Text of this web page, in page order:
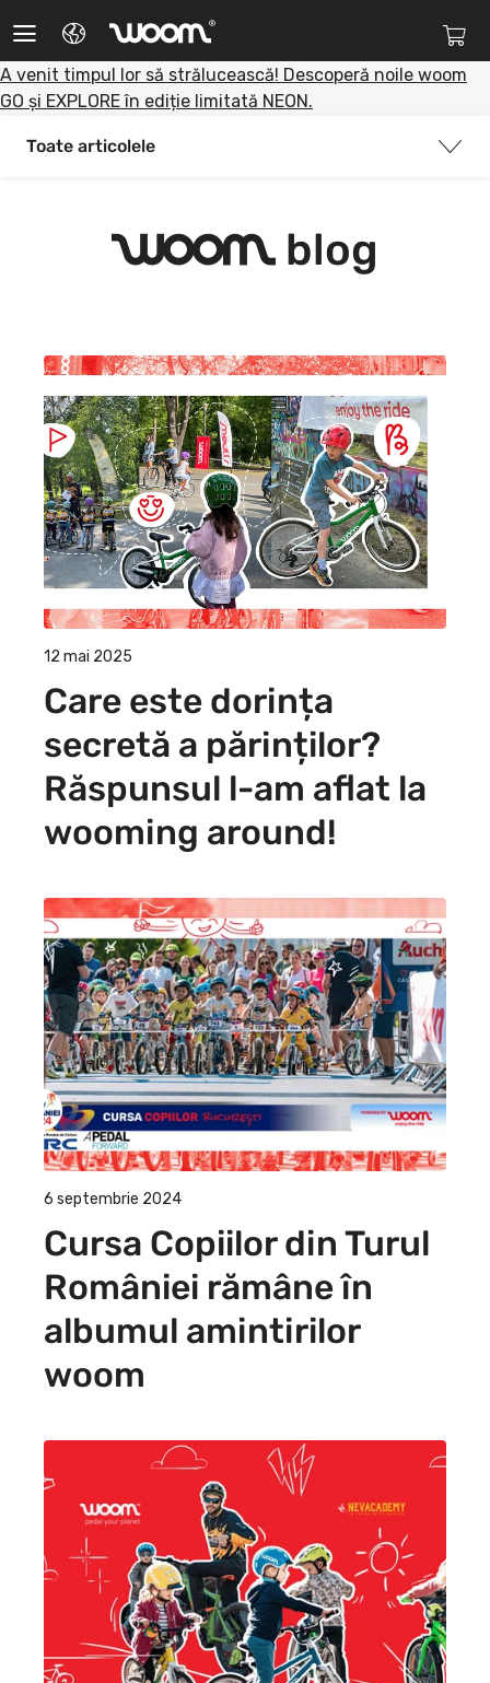
woom®
Biciclete
Accesorii
Instrucțiuni
Parteneri
Service Mobil
Refurbished
EU
Hungary
Switzerland
A venit timpul lor să strălucească! Descoperă noile woom
GO și EXPLORE în ediție limitată NEON.
Toate articolele
woom blog
12 mai 2025
Care este dorința
secretă a părinților?
Răspunsul l-am aflat la
wooming around!
6 septembrie 2024
Cursa Copiilor din Turul
României rămâne în
albumul amintirilor
woom